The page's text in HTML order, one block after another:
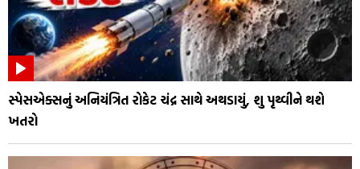
સ્પેસએક્સનું અનિયંત્રિત રોકેટ ચંદ્ર સાથે અથડાયું, શુ પૃથ્વીને થશે
ખતરો